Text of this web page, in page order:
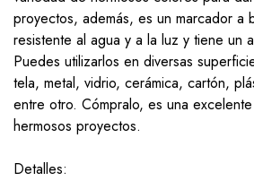
proyectos, además, es un marcador a
resistente al agua y a la luz y tiene un
Puedes utilizarlos en diversas
tela, metal, vidrio, cerámica, cartón,
entre otro. Cómpralo, es una
hermosos proyectos.
Detalles: